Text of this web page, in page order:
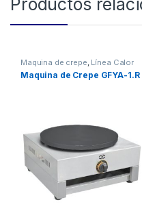
Maquina de crepe, Línea Calor
Maquina de Crepe GFYA-1.R